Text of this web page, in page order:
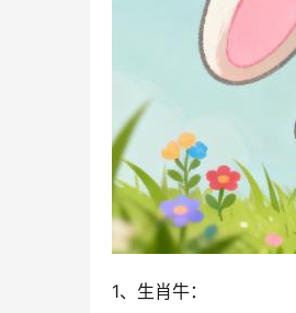
1、生肖牛：